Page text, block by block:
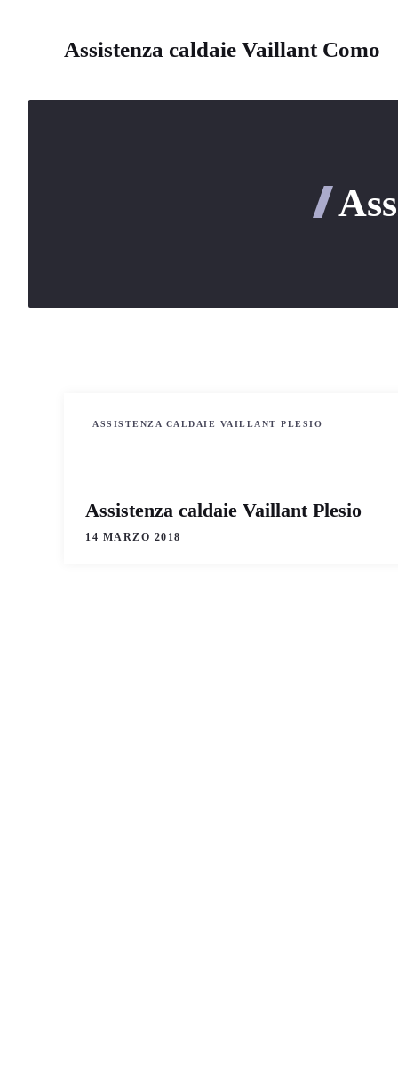
Assistenza caldaie Vaillant Como
ASSISTENZA CALDAIE VAILLANT PLESIO
Assistenza caldaie Vaillant Plesio
14 MARZO 2018